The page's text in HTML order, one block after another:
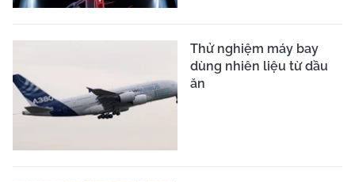
Thử nghiệm máy bay
dùng nhiên liệu từ dầu
ăn